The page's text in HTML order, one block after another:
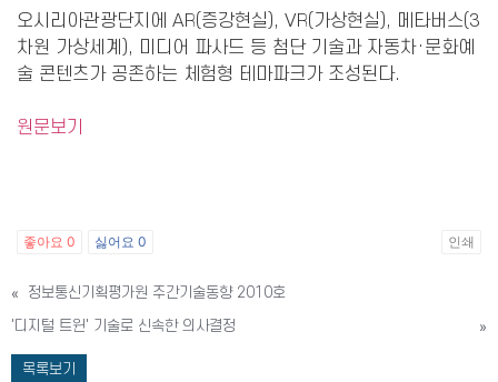
오시리아관광단지에 AR(증강현실), VR(가상현실), 메타버스(3
차원 가상세계), 미디어 파사드 등 첨단 기술과 자동차·문화예
술 콘텐츠가 공존하는 체험형 테마파크가 조성된다.
원문보기
좋아요 0 싫어요 0 인쇄
«
정보통신기획평가원 주간기술동향 2010호
'디지털 트윈' 기술로 신속한 의사결정
»
목록보기